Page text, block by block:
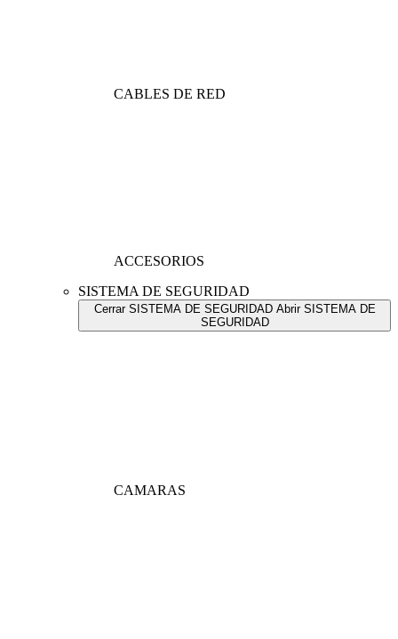
CABLES DE RED
ACCESORIOS
SISTEMA DE SEGURIDAD
Cerrar SISTEMA DE SEGURIDAD Abrir SISTEMA DE
SEGURIDAD
CAMARAS